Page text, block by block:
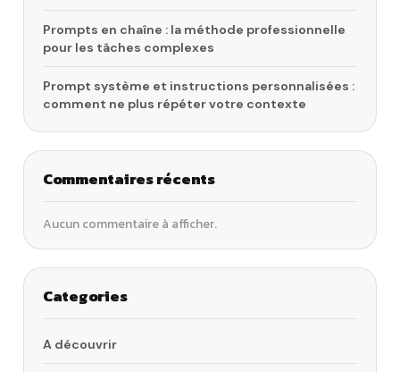
Prompts en chaîne : la méthode professionnelle
pour les tâches complexes
Prompt système et instructions personnalisées :
comment ne plus répéter votre contexte
Commentaires récents
Aucun commentaire à afficher.
Categories
A découvrir